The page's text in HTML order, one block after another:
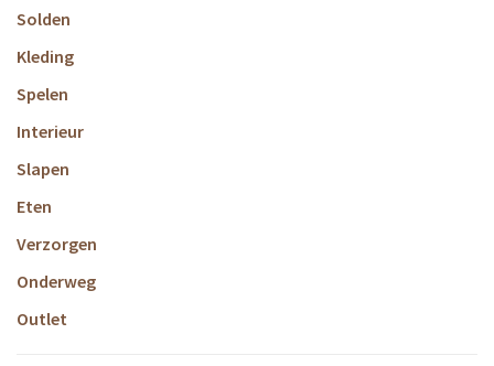
Solden
Kleding
Spelen
Interieur
Slapen
Eten
Verzorgen
Onderweg
Outlet